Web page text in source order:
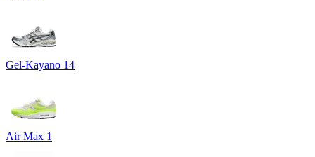
Gel-Kayano 14
Air Max 1